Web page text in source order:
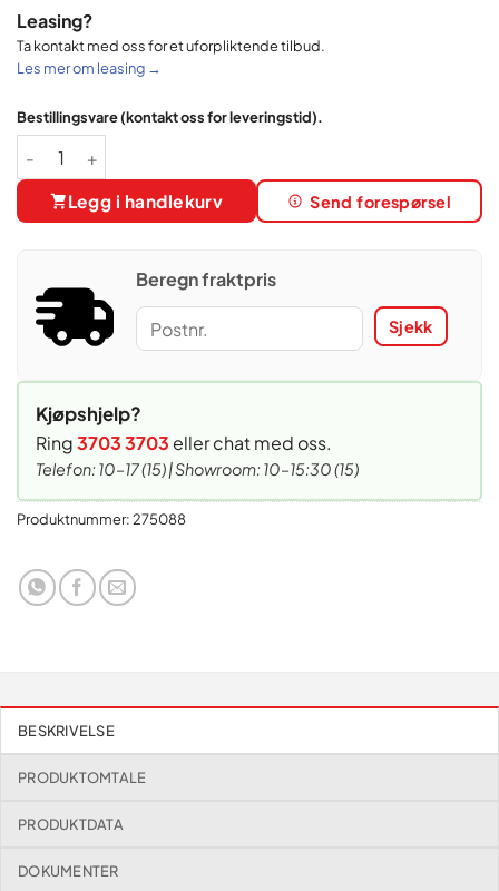
Leasing?
Ta kontakt med oss for et uforpliktende tilbud.
Les mer om leasing →
Bestillingsvare (kontakt oss for leveringstid).
Legg i handlekurv Send forespørsel
Beregn fraktpris
Sjekk
Kjøpshjelp?
Ring3703 3703 eller chat med oss.
Telefon: 10–17 (15) | Showroom: 10–15:30 (15)
Produktnummer:275088
BESKRIVELSE
PRODUKTOMTALE
PRODUKTDATA
DOKUMENTER